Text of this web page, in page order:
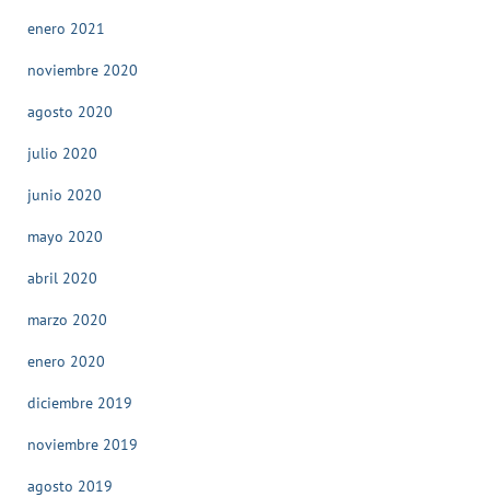
enero 2021
noviembre 2020
agosto 2020
julio 2020
junio 2020
mayo 2020
abril 2020
marzo 2020
enero 2020
diciembre 2019
noviembre 2019
agosto 2019